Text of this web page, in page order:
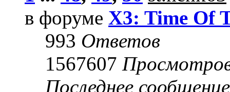
в форуме X3: Time Of
993 Ответов
1567607
Последнее